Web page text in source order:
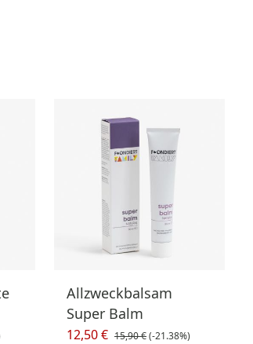
Allzweckbalsam
Super Balm
12,50 € 15,90 €(-21.38%)